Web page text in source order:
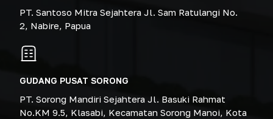
PT. Santoso Mitra Sejahtera Jl. Sam Ratulangi No.
2, Nabire, Papua
GUDANG PUSAT SORONG
PT. Sorong Mandiri Sejahtera Jl. Basuki Rahmat
No.KM 9.5, Klasabi, Kecamatan Sorong Manoi, Kota